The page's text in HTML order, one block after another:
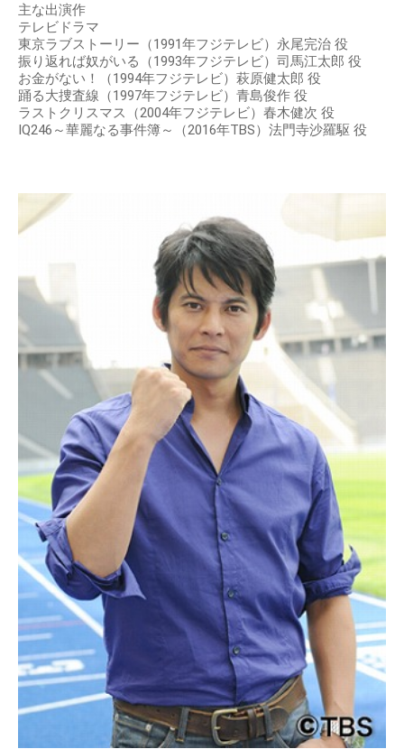
主な出演作
テレビドラマ
東京ラブストーリー（1991年フジテレビ）永尾完治 役
振り返れば奴がいる（1993年フジテレビ）司馬江太郎 役
お金がない！（1994年フジテレビ）萩原健太郎 役
踊る大捜査線（1997年フジテレビ）青島俊作 役
ラストクリスマス（2004年フジテレビ）春木健次 役
IQ246～華麗なる事件簿～（2016年TBS）法門寺沙羅駆 役